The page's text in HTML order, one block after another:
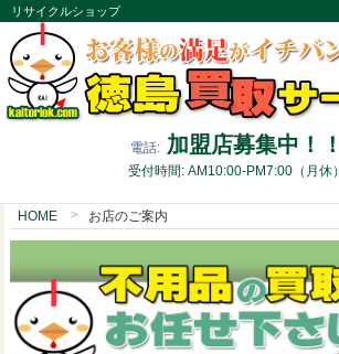
リサイクルショップ
電話: 加盟店募集中！！
受付時間: AM10:00-PM7:00（月休）
HOME お店のご案内